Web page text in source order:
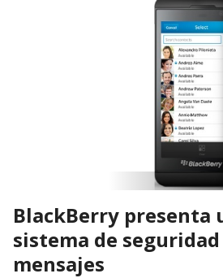
BlackBerry presenta
sistema de
mensajes